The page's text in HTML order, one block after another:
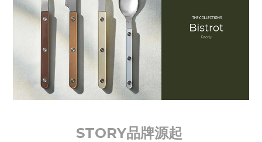
STORY品牌源起